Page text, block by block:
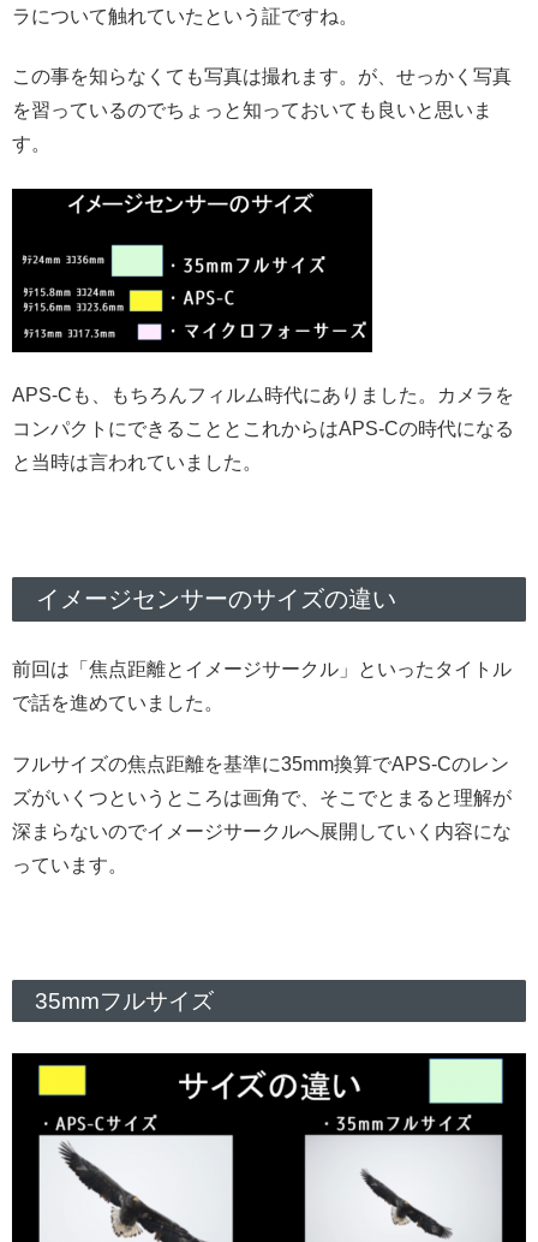
ラについて触れていたという証ですね。
この事を知らなくても写真は撮れます。が、せっかく写真
を習っているのでちょっと知っておいても良いと思いま
す。
APS-Cも、もちろんフィルム時代にありました。カメラを
コンパクトにできることとこれからはAPS-Cの時代になる
と当時は言われていました。
イメージセンサーのサイズの違い
前回は「焦点距離とイメージサークル」といったタイトル
で話を進めていました。
フルサイズの焦点距離を基準に35mm換算でAPS-Cのレン
ズがいくつというところは画角で、そこでとまると理解が
深まらないのでイメージサークルへ展開していく内容にな
っています。
35mmフルサイズ